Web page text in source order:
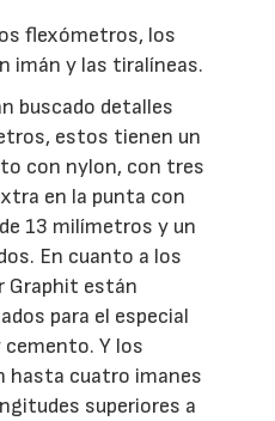
flexómetros, los
imán y las tiralíneas.
buscado detalles
estos tienen un
con nylon, con tres
en la punta con
13 milímetros y un
En cuanto a los
Graphit están
para el especial
Y los
hasta cuatro imanes
superiores a